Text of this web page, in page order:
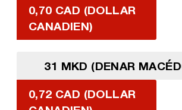
0,70 CAD (DOLLAR
CANADIEN)
31 MKD (DENAR
0,72 CAD (DOLLAR